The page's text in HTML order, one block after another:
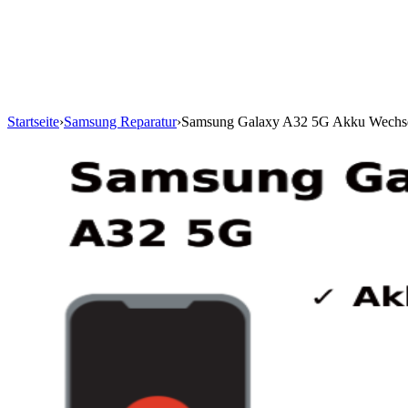
Startseite›Samsung Reparatur›Samsung Galaxy A32 5G Akku